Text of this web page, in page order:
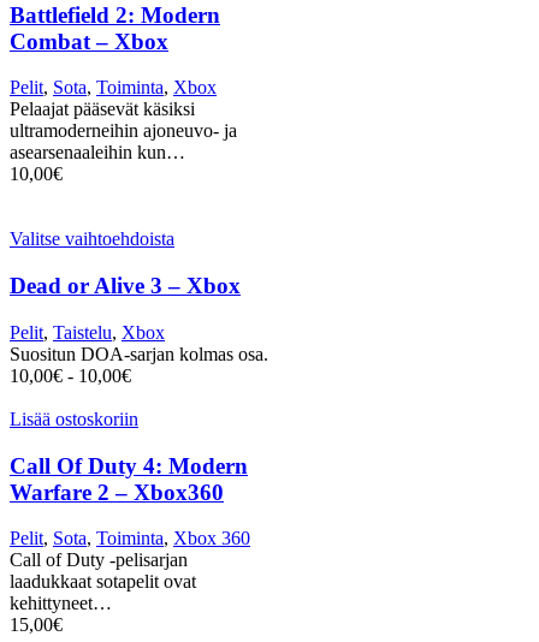
Battlefield 2: Modern
Combat – Xbox
Pelit, Sota, Toiminta, Xbox
Pelaajat pääsevät käsiksi
ultramoderneihin ajoneuvo- ja
asearsenaaleihin kun…
10,00€
Valitse vaihtoehdoista
Dead or Alive 3 – Xbox
Pelit, Taistelu, Xbox
Suositun DOA-sarjan kolmas osa.
10,00€ - 10,00€
Lisää ostoskoriin
Call Of Duty 4: Modern
Warfare 2 – Xbox360
Pelit, Sota, Toiminta, Xbox 360
Call of Duty -pelisarjan
laadukkaat sotapelit ovat
kehittyneet…
15,00€